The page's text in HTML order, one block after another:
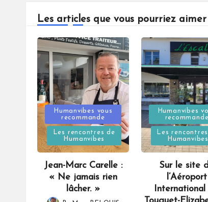
Les articles que vous pourriez aimer
Posted
in
Humanvibes vous
recommande
Les rencontres de
Humanvibes
Jean-Marc Carelle :
« Ne jamais rien
lâcher. »
Posted
in
Humanvibes
recommande
Les
Humanvibes
Sur le site
l’Aéroport